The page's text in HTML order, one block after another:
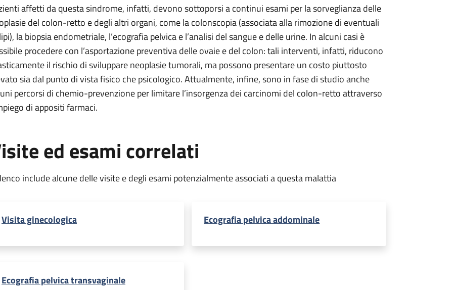
affetti da questa sindrome, infatti, devono sottoporsi a continui esami per la sorveglianza delle
del colon-retto e degli altri organi, come la colonscopia (associata alla rimozione di eventuali
la biopsia endometriale, l’ecografia pelvica e l’analisi del sangue e delle urine. In alcuni casi è
procedere con l’asportazione preventiva delle ovaie e del colon: tali interventi, infatti, riducono
il rischio di sviluppare neoplasie tumorali, ma possono presentare un costo piuttosto
sia dal punto di vista fisico che psicologico. Attualmente, infine, sono in fase di studio anche
percorsi di chemio-prevenzione per limitare l’insorgenza dei carcinomi del colon-retto attraverso
di appositi farmaci.
ed esami correlati
include alcune delle visite e degli esami potenzialmente associati a questa malattia
Visita ginecologica Ecografia pelvica addominale
Ecografia pelvica transvaginale